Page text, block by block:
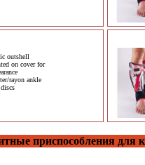
outshell
on cover for
rayon ankle
приспособления для